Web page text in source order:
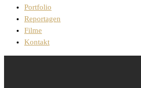
Portfolio
Reportagen
Filme
Kontakt